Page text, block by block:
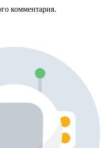
комментария.